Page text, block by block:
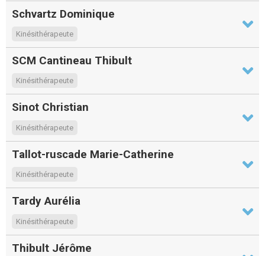
Schvartz Dominique
Kinésithérapeute
SCM Cantineau Thibult
Kinésithérapeute
Sinot Christian
Kinésithérapeute
Tallot-ruscade Marie-Catherine
Kinésithérapeute
Tardy Aurélia
Kinésithérapeute
Thibult Jérôme